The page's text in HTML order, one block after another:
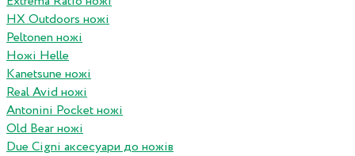
HX Outdoors ножі
Peltonen ножі
Ножі Helle
Kanetsune ножі
Real Avid ножі
Antonini Pocket ножі
Old Bear ножі
Due Cigni аксесуари до ножів